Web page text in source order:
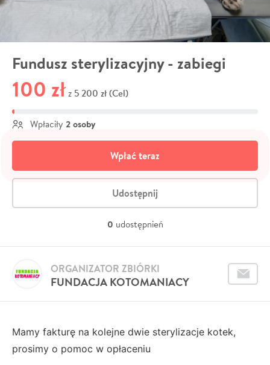
Fundusz sterylizacyjny - zabiegi
100 zł z 5 200 zł (Cel)
Wpłaciły 2 osoby
Wpłać teraz
Udostępnij
0 udostępnień
FUNDACJA KOTOMANIACY
ORGANIZATOR ZBIÓRKI
Mamy fakturę na kolejne dwie sterylizacje kotek,
prosimy o pomoc w opłaceniu